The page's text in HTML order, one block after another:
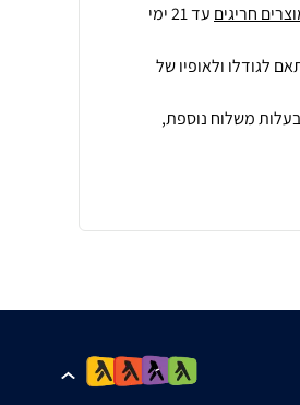
חריגים
עד 21 ימי
לגודלו ולאופיו של
בעלות משלוח נוספת,